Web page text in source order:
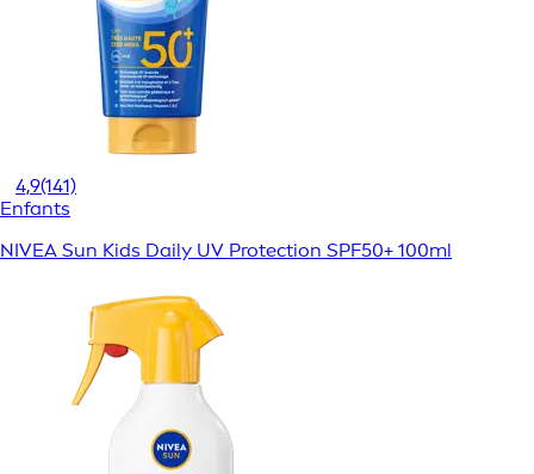
4,9(141)
Enfants
NIVEA Sun Kids Daily UV Protection SPF50+ 100ml